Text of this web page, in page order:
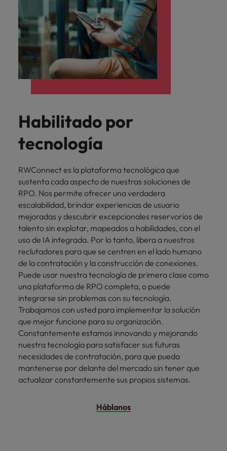
Habilitado por
tecnología
RWConnect es la plataforma tecnológica que
sustenta cada aspecto de nuestras soluciones de
RPO. Nos permite ofrecer una verdadera
escalabilidad, brindar experiencias de usuario
mejoradas y descubrir excepcionales reservorios de
talento sin explotar, mapeados a habilidades, con el
uso de IA integrada. Por lo tanto, libera a nuestros
reclutadores para que se centren en el lado humano
de la contratación y la construcción de conexiones.
Puede usar nuestra tecnología de primera clase como
una plataforma de RPO completa, o puede
integrarse sin problemas con su tecnología.
Trabajamos con usted para implementar la solución
que mejor funcione para su organización.
Constantemente estamos innovando y mejorando
nuestra tecnología para satisfacer sus futuras
necesidades de contratación, para que pueda
mantenerse por delante del mercado sin tener que
actualizar constantemente sus propios sistemas.
Háblanos